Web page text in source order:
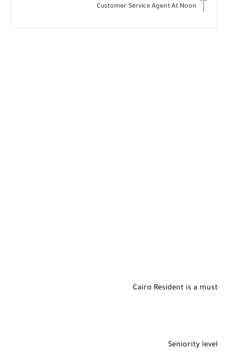
Customer Service Agent At Noon
Cairo Resident is a must
Seniority level